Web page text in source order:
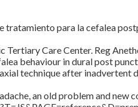
para la cefalea
Care Center. Reg
behaviour in dural post
technique after
an old problem and